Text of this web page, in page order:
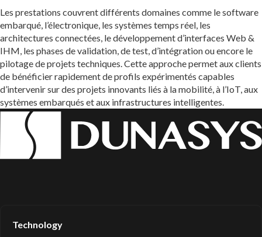
Les prestations couvrent différents domaines comme le software
embarqué, l’électronique, les systèmes temps réel, les
architectures connectées, le développement d’interfaces Web &
IHM, les phases de validation, de test, d’intégration ou encore le
pilotage de projets techniques. Cette approche permet aux clients
de bénéficier rapidement de profils expérimentés capables
d’intervenir sur des projets innovants liés à la mobilité, à l’IoT, aux
systèmes embarqués et aux infrastructures intelligentes.
Technology